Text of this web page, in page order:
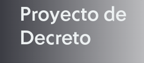
Proyecto de
Decreto